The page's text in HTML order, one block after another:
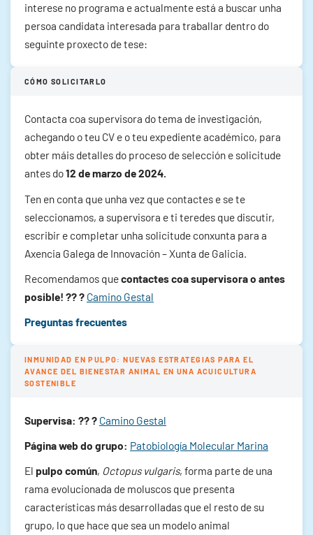
interese no programa e actualmente está a buscar unha
persoa candidata interesada para traballar dentro do
seguinte proxecto de tese:
CÓMO SOLICITARLO
Contacta coa supervisora do tema de investigación,
achegando o teu CV e o teu expediente académico, para
obter máis detalles do proceso de selección e solicitude
antes do12 de marzo de 2024.
Ten en conta que unha vez que contactes e se te
seleccionamos, a supervisora e ti teredes que discutir,
escribir e completar unha solicitude conxunta para a
Axencia Galega de Innovación – Xunta de Galicia.
Recomendamos quecontactes coa supervisora o antes
posible! ?‍? ? Camino Gestal
Preguntas frecuentes
INMUNIDAD EN PULPO: NUEVAS ESTRATEGIAS PARA EL
AVANCE DEL BIENESTAR ANIMAL EN UNA ACUICULTURA
SOSTENIBLE
Supervisa: ?‍? ? Camino Gestal
Página web do grupo: Patobiología Molecular Marina
El pulpo común, Octopus vulgaris, forma parte de una
rama evolucionada de moluscos que presenta
características más desarrolladas que el resto de su
grupo, lo que hace que sea un modelo animal